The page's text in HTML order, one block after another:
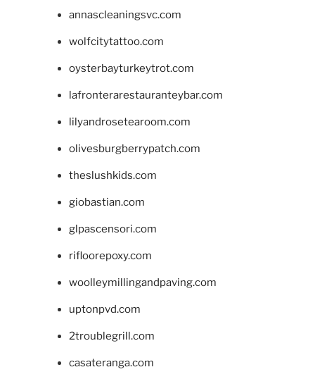
annascleaningsvc.com
wolfcitytattoo.com
oysterbayturkeytrot.com
lafronterarestauranteybar.com
lilyandrosetearoom.com
olivesburgberrypatch.com
theslushkids.com
giobastian.com
glpascensori.com
rifloorepoxy.com
woolleymillingandpaving.com
uptonpvd.com
2troublegrill.com
casateranga.com